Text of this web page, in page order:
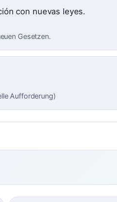
con nuevas leyes.
Gesetzen.
Aufforderung)